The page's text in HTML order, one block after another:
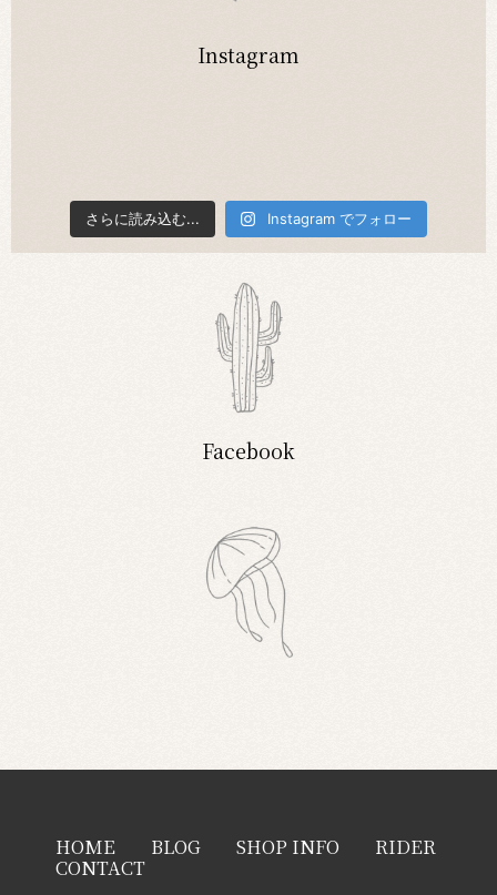
さらに読み込む... Instagram でフォロー
Instagram
Facebook
HOME BLOG SHOP INFO RIDER
CONTACT